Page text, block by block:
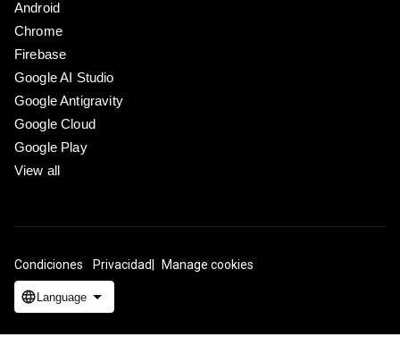
Android
Chrome
Firebase
Google AI Studio
Google Antigravity
Google Cloud
Google Play
View all
Condiciones Privacidad Manage cookies